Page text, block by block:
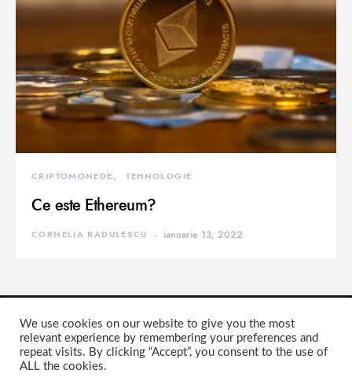
CRIPTOMONEDE TEHNOLOGIE
Ce este Ethereum?
CORNELIA RADULESCU ianuarie 13, 2022
DEVORATOR MONDEN
We use cookies on our website to give you the most
relevant experience by remembering your preferences and
repeat visits. By clicking “Accept”, you consent to the use of
ALL the cookies.